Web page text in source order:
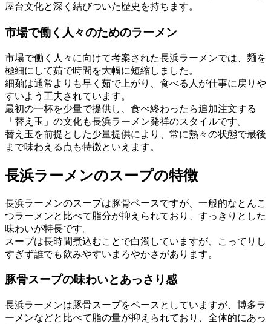
屋台文化と深く結びついた歴史を持ちます。
市場で働く人々のためのラーメン
市場で働く人々に向けて考案された長浜ラーメンでは、麺を
極細にして茹で時間を大幅に短縮しました。
細麺は通常よりも早く茹で上がり、食べる人が仕事に戻りや
すいよう工夫されています。
最初の一杯を少量で提供し、食べ終わったら追加注文する
「替え玉」の文化も長浜ラーメン発祥のスタイルです。
替え玉を前提とした少量提供により、常に熱々の状態で最後
まで味わえる点も特徴といえます。
長浜ラーメンのスープの特徴
長浜ラーメンのスープは豚骨ベースですが、一般的なとんこ
つラーメンと比べて脂分が抑えられており、すっきりとした
味わいが特長です。
スープは長時間煮込むことで白濁していますが、こってりし
すぎず誰でも飲みやすいまろやかさがあります。
豚骨スープの味わいとあっさり感
長浜ラーメンは豚骨スープをベースとしていますが、博多ラ
ーメンなどと比べて脂の量が抑えられており、全体的にあっ